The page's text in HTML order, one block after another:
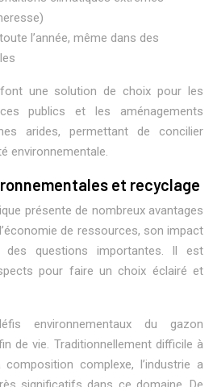
l’année, même dans des
une solution de choix pour les
publics et les aménagements
arides, permettant de concilier
environnementale.
et recyclage
présente de nombreux avantages
de ressources, son impact
des questions importantes. Il est
pour faire un choix éclairé et
environnementaux du gazon
de vie. Traditionnellement difficile à
complexe, l’industrie a